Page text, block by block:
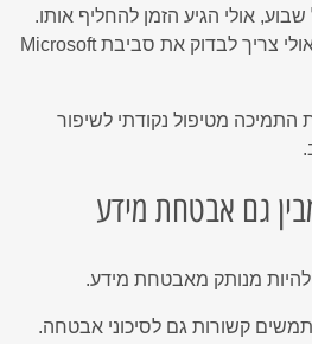
אולי הגיע הזמן להחליף אותו.
אם יש הרבה תקלות מייל, אולי צריך לבדוק את סביבת Microsoft
התמיכה מטיפול נקודתי לשיפור
קשורות גם לסיכוני אבטחה.